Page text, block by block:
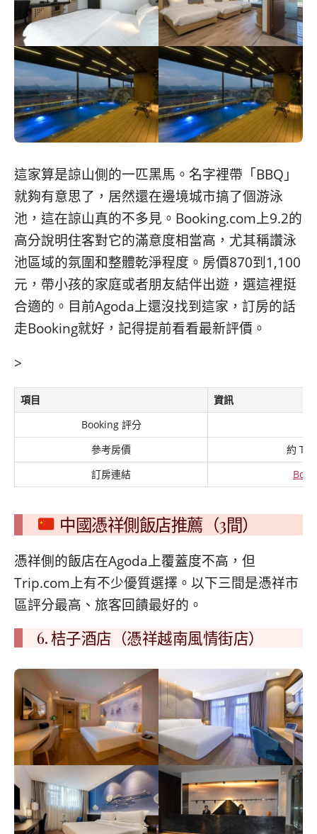
這家算是諒山側的一匹黑馬。名字裡帶「BBQ」
就夠有意思了，居然還在邊境城市搞了個游泳
池，這在諒山真的不多見。Booking.com上9.2的
高分說明住客對它的滿意度相當高，尤其稱讚泳
池區域的氛圍和整體乾淨程度。房價870到1,100
元，帶小孩的家庭或者朋友結伴出遊，選這裡挺
合適的。目前Agoda上還沒找到這家，訂房的話
走Booking就好，記得提前看看最新評價。
>
項目
資訊
Booking 評分
參考房價
約
訂房連結
中國憑祥側飯店推薦（3間）
憑祥側的飯店在Agoda上覆蓋度不高，但
Trip.com上有不少優質選擇。以下三間是憑祥市
區評分最高、旅客回饋最好的。
6. 桔子酒店（憑祥越南風情街店）